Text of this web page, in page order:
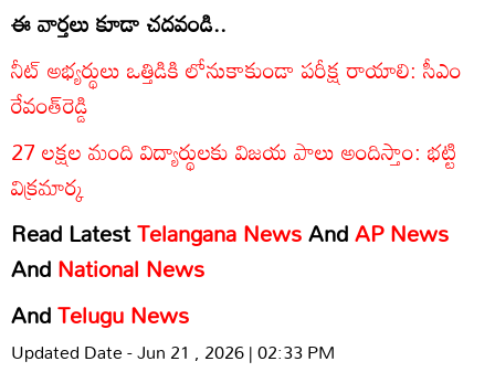
ఈ వార్తలు కూడా చదవండి..
నీట్ అభ్యర్థులు ఒత్తిడికి లోనుకాకుండా పరీక్ష రాయాలి: సీఎం
రేవంత్‌రెడ్డి
27 లక్షల మంది విద్యార్థులకు విజయ పాలు అందిస్తాం: భట్టి
విక్రమార్క
Read LatestTelangana NewsAndAP News
AndNational News
AndTelugu News
Updated Date - Jun 21 , 2026 | 02:33 PM